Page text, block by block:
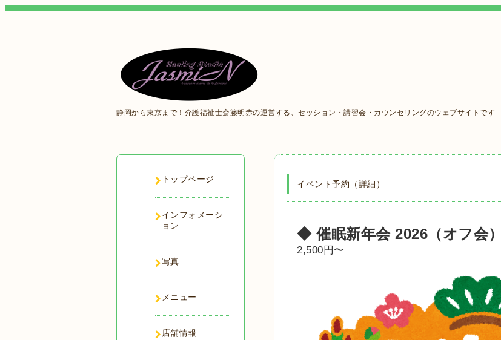
静岡から東京まで！介護福祉士斎籐明赤の運営する、セッション・講習会・カウンセリングのウェブサイトです
イベント予約（詳細）
◆ 催眠新年会 2026（オフ会）
2,500円〜
トップページ
インフォメーシ
ョン
写真
メニュー
店舗情報